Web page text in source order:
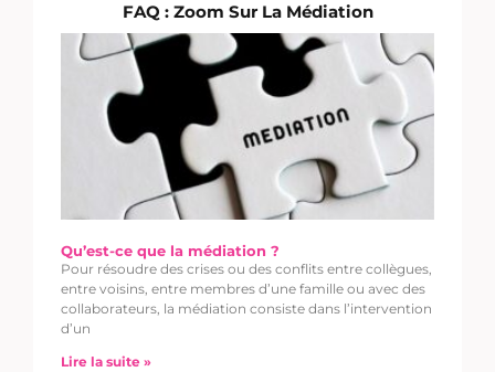
FAQ : Zoom Sur La Médiation
Qu’est-ce que la médiation ?
Pour résoudre des crises ou des conflits entre collègues,
entre voisins, entre membres d’une famille ou avec des
collaborateurs, la médiation consiste dans l’intervention
d’un
Lire la suite »